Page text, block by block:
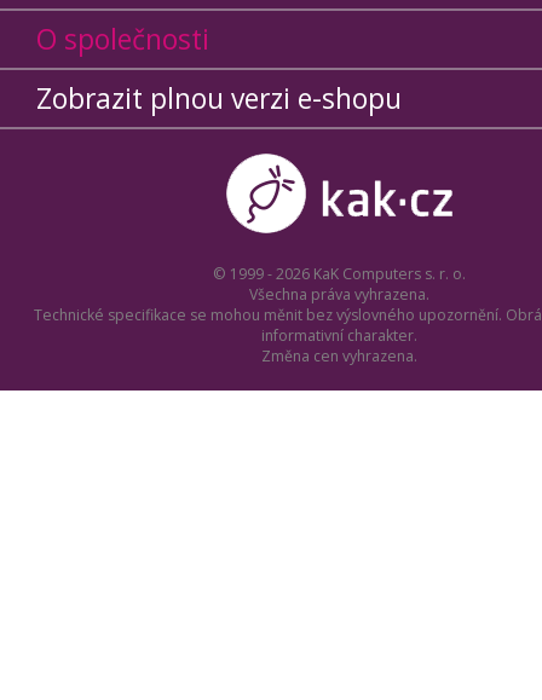
O společnosti
Zobrazit plnou verzi e-shopu
© 1999 - 2026 KaK Computers s. r. o.
Všechna práva vyhrazena.
Technické specifikace se mohou měnit bez výslovného upozornění.
informativní charakter.
Změna cen vyhrazena.